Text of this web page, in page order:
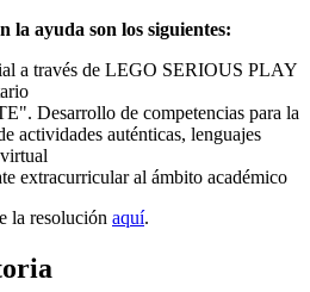
la ayuda son los siguientes:
a través de LEGO SERIOUS PLAY
Desarrollo de competencias para la
actividades auténticas, lenguajes
extracurricular al ámbito académico
la resolución aquí.